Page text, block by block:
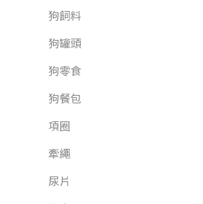
狗飼料
狗罐頭
狗零食
狗餐包
項圈
牽繩
尿片